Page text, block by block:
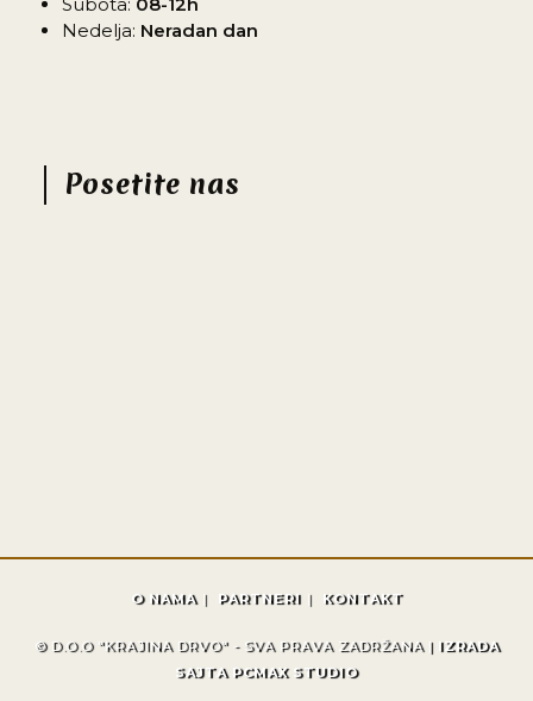
Nedelja: Neradan dan
Posetite nas
O NAMA PARTNERI KONTAKT
© D.O.O "KRAJINA DRVO" - SVA PRAVA ZADRŽANA | IZRADA
SAJTA PCMAX STUDIO